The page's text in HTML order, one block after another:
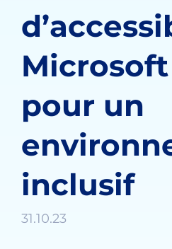
Microsoft
pour un
inclusif
31.10.23